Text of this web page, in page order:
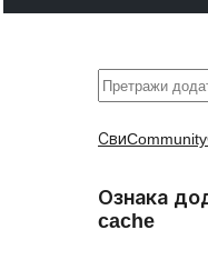
Претрага
СвиCommunity
Ознака
cache